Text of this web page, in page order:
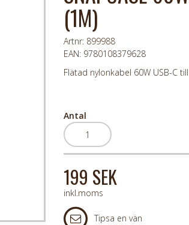
(1M)
Artnr: 899988
EAN: 9780108379628
Flätad nylonkabel 60W USB-C
Antal
199 SEK
inkl.moms
Tipsa en vän